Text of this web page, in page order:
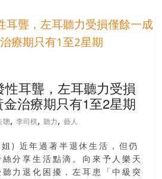
耳聾，左耳聽力受損
治療期只有1至2星期
聰,李司棋,聽力,藝人
) 近年過著半退休生活，但仍
分享生活點滴。向來予人樂天
力退化困擾，左耳患「中級突